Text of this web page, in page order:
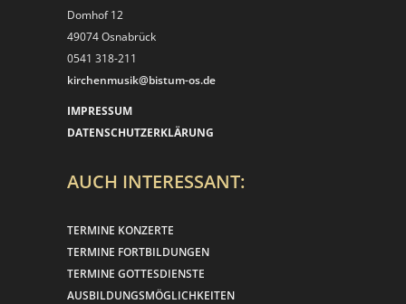
Domhof 12
49074 Osnabrück
0541 318-211
kirchenmusik@bistum-os.de
IMPRESSUM
DATENSCHUTZERKLÄRUNG
AUCH INTERESSANT:
TERMINE KONZERTE
TERMINE FORTBILDUNGEN
TERMINE GOTTESDIENSTE
AUSBILDUNGSMÖGLICHKEITEN